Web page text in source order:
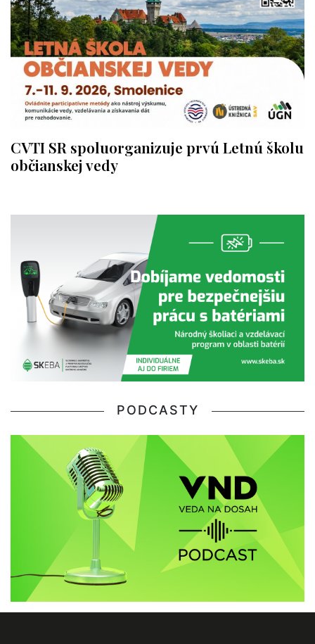
CVTI SR spoluorganizuje prvú Letnú školu
občianskej vedy
PODCASTY